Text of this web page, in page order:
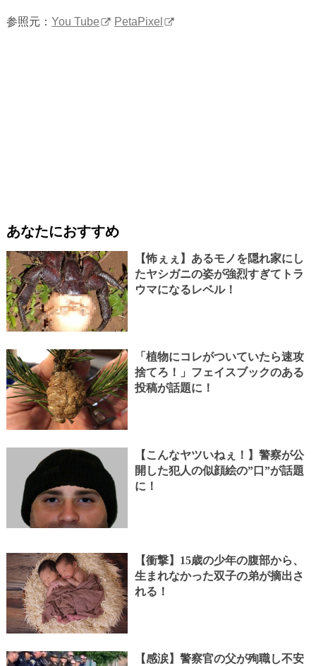
参照元： You Tube PetaPixel
あなたにおすすめ
【怖ぇぇ】あるモノを隠れ家にし
たヤシガニの姿が強烈すぎてトラ
ウマになるレベル！
「植物にコレがついていたら速攻
捨てろ！」フェイスブックのある
投稿が話題に！
【こんなヤツいねぇ！】警察が公
開した犯人の似顔絵の”口”が話題
に！
【衝撃】15歳の少年の腹部から、
生まれなかった双子の弟が摘出さ
れる！
【感涙】警察官の父が殉職し不安